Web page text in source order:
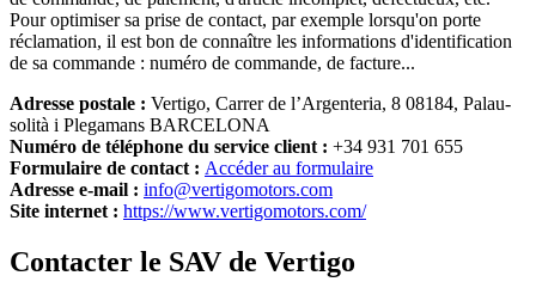
Pour optimiser sa prise de contact, par exemple lorsqu'on porte
réclamation, il est bon de connaître les informations d'identification
de sa commande : numéro de commande, de facture...
Adresse postale : Vertigo, Carrer de l’Argenteria, 8 08184, Palau-
solità i Plegamans BARCELONA
Numéro de téléphone du service client : +34 931 701 655
Formulaire de contact : Accéder au formulaire
Adresse e-mail : info@vertigomotors.com
Site internet : https://www.vertigomotors.com/
Contacter le SAV de Vertigo